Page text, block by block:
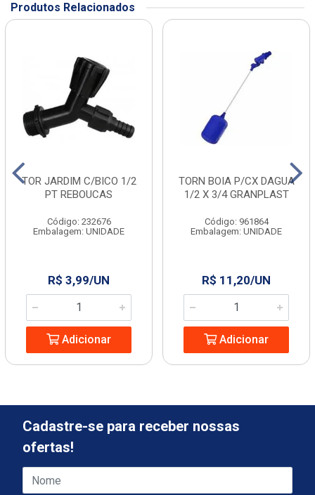
Produtos Relacionados
TOR JARDIM C/BICO 1/2
PT REBOUCAS
Código: 232676
Embalagem: UNIDADE
R$ 3,99/UN
Adicionar
TORN BOIA P/CX DAGUA
1/2 X 3/4 GRANPLAST
Código: 961864
Embalagem: UNIDADE
R$ 11,20/UN
Adicionar
Cadastre-se para receber nossas
ofertas!